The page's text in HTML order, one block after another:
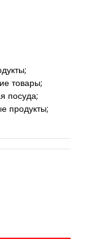
товары;
посуда;
продукты;